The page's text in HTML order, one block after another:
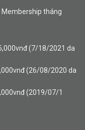
Membership tháng
(7/18/2021 da
(26/08/2020 da
(2019/07/1